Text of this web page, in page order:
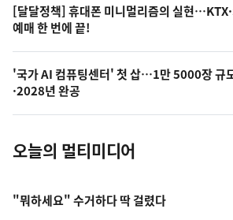
오
늘
의
사
진
[달달정책] 휴대폰 미니멀리즘의 실현
예매 한 번에 끝!
'국가 AI 컴퓨팅센터' 첫 삽…1만 5000장 규
·2028년 완공
오늘의 멀티미디어
"뭐하세요" 수거하다 딱 걸렸다